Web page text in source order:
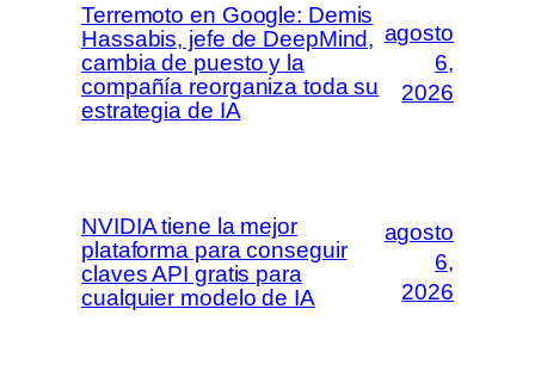
Terremoto en Google: Demis
Hassabis, jefe de DeepMind,
cambia de puesto y la
compañía reorganiza toda su
estrategia de IA
agosto
6,
2026
NVIDIA tiene la mejor
plataforma para conseguir
claves API gratis para
cualquier modelo de IA
agosto
6,
2026